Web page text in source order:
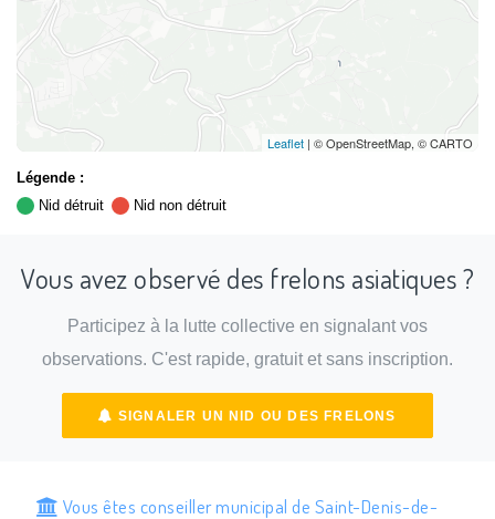
Leaflet | © OpenStreetMap, © CARTO
Légende :
Nid détruit
Nid non détruit
Vous avez observé des frelons asiatiques ?
Participez à la lutte collective en signalant vos
observations. C'est rapide, gratuit et sans inscription.
SIGNALER UN NID OU DES FRELONS
Vous êtes conseiller municipal de Saint-Denis-de-